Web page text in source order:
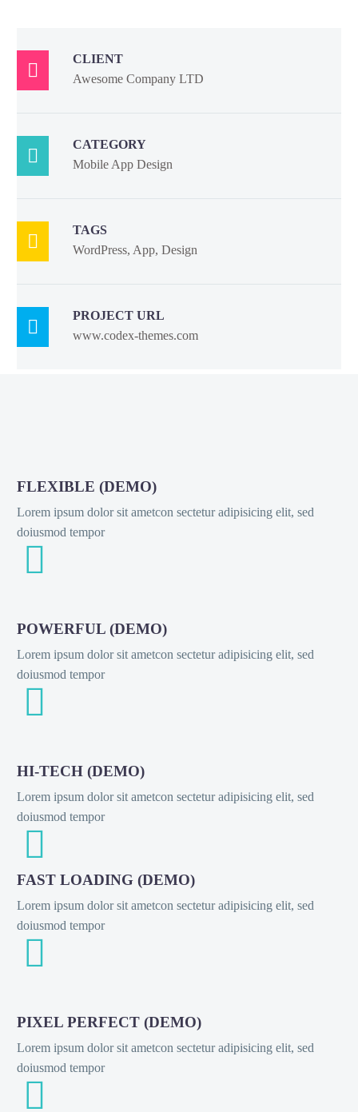

CLIENT
Awesome Company LTD

CATEGORY
Mobile App Design

TAGS
WordPress, App, Design

PROJECT URL
www.codex-themes.com
FLEXIBLE (DEMO)
Lorem ipsum dolor sit ametcon sectetur adipisicing elit, sed
doiusmod tempor


POWERFUL (DEMO)
Lorem ipsum dolor sit ametcon sectetur adipisicing elit, sed
doiusmod tempor


HI-TECH (DEMO)
Lorem ipsum dolor sit ametcon sectetur adipisicing elit, sed
doiusmod tempor


FAST LOADING (DEMO)
Lorem ipsum dolor sit ametcon sectetur adipisicing elit, sed
doiusmod tempor


PIXEL PERFECT (DEMO)
Lorem ipsum dolor sit ametcon sectetur adipisicing elit, sed
doiusmod tempor

